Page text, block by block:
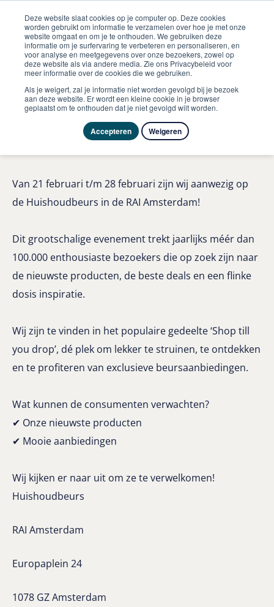
Deze website slaat cookies op je computer op. Deze cookies
worden gebruikt om informatie te verzamelen over hoe je met onze
website omgaat en om je te onthouden. We gebruiken deze
informatie om je surfervaring te verbeteren en personaliseren, en
voor analyse en meetgegevens over onze bezoekers, zowel op
deze website als via andere media. Zie ons Privacybeleid voor
meer informatie over de cookies die we gebruiken.
Als je weigert, zal je informatie niet worden gevolgd bij je bezoek
aan deze website. Er wordt een kleine cookie in je browser
geplaatst om te onthouden dat je niet gevolgd wilt worden.
Accepteren Weigeren
Evenementen Huishoudbeurs
21 februari 2026
Huishoudbeurs
Van 21 februari t/m 28 februari zijn wij aanwezig op
de Huishoudbeurs in de RAI Amsterdam!
Dit grootschalige evenement trekt jaarlijks méér dan
100.000 enthousiaste bezoekers die op zoek zijn naar
de nieuwste producten, de beste deals en een flinke
dosis inspiratie.
Wij zijn te vinden in het populaire gedeelte ‘Shop till
you drop’, dé plek om lekker te struinen, te ontdekken
en te profiteren van exclusieve beursaanbiedingen.
Wat kunnen de consumenten verwachten?
✔ Onze nieuwste producten
✔ Mooie aanbiedingen
Wij kijken er naar uit om ze te verwelkomen!
Huishoudbeurs
RAI Amsterdam
Europaplein 24
1078 GZ Amsterdam